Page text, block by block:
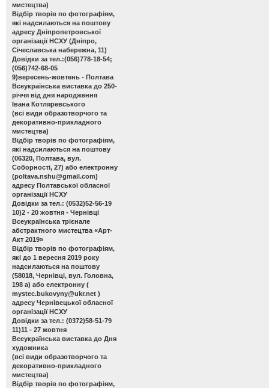
мистецтва)
Відбір творів по фотографіям,
які надсилаються на поштову
адресу Дніпропетровської
організації НСХУ (Дніпро,
Січеславська набережна, 11)
Довідки за тел.:(056)778-18-54;
(056)742-68-05
9)вересень-жовтень - Полтава
Всеукраїнська виставка до 250-
річчя від дня народження
Івана Котляревського
(всі види образотворчого та
декоративно-прикладного
мистецтва)
Відбір творів по фотографіям,
які надсилаються на поштову
(06320, Полтава, вул.
Соборності, 27) або електронну
(poltava.nshu@gmail.com)
адресу Полтавської обласної
організації НСХУ
Довідки за тел.: (0532)52-56-19
10)2 - 20 жовтня - Чернівці
Всеукраїнська трієнале
абстрактного мистецтва «Арт-
Акт 2019»
Відбір творів по фотографіям,
які до 1 вересня 2019 року
надсилаються на поштову
(58018, Чернівці, вул. Головна,
198 а) або електронну (
mystec.bukovyny@ukr.net )
адресу Чернівецької обласної
організації НСХУ
Довідки за тел.: (0372)58-51-79
11)11 - 27 жовтня
Всеукраїнська виставка до Дня
художника
(всі види образотворчого та
декоративно-прикладного
мистецтва)
Відбір творів по фотографіям,